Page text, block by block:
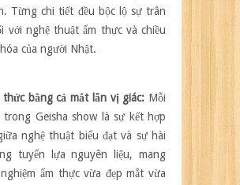
Từng chi tiết đều bộc lộ sự trân
với nghệ thuật ẩm thực và chiều
của người Nhật.
bằng cả mắt lẫn vị giác: Mỗi
trong Geisha show là sự kết hợp
nghệ thuật biểu đạt và sự hài
tuyển lựa nguyên liệu, mang
ẩm thực vừa đẹp mắt vừa